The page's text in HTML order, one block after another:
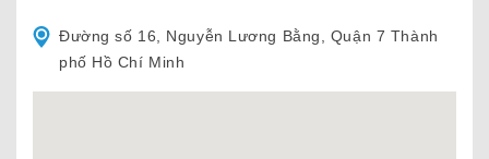
Đường số 16, Nguyễn Lương Bằng, Quận 7 Thành
phố Hồ Chí Minh